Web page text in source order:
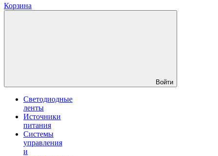
Корзина
Войти
Светодиодные
ленты
Источники
питания
Системы
управления
и